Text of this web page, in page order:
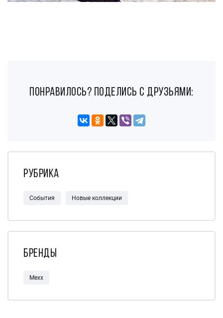
понравилось? поделись с друзьями:
Рубрика
События Новые коллекции
Бренды
Mexx